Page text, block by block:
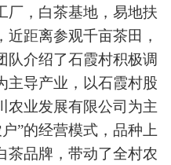
厂，白茶基地，易地扶
距离参观千亩茶田，
队介绍了石霞村积极调
主导产业，以石霞村股
农业发展有限公司为主
”的经营模式，品种上
茶品牌，带动了全村农